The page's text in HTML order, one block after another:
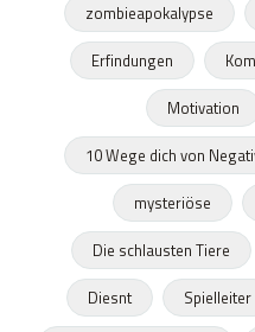
zombieapokalypse
Erfindungen
Motivation
10 Wege dich von
mysteriöse
Die schlausten Tiere
Diesnt
Spielleiter